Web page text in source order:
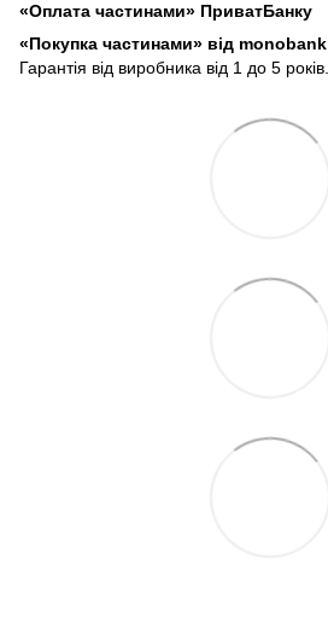
«Оплата частинами» ПриватБанку
«Покупка частинами» від monobank
Гарантія від виробника від 1 до 5 років.